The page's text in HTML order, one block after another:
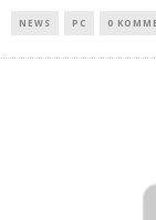
NEWS PC 0